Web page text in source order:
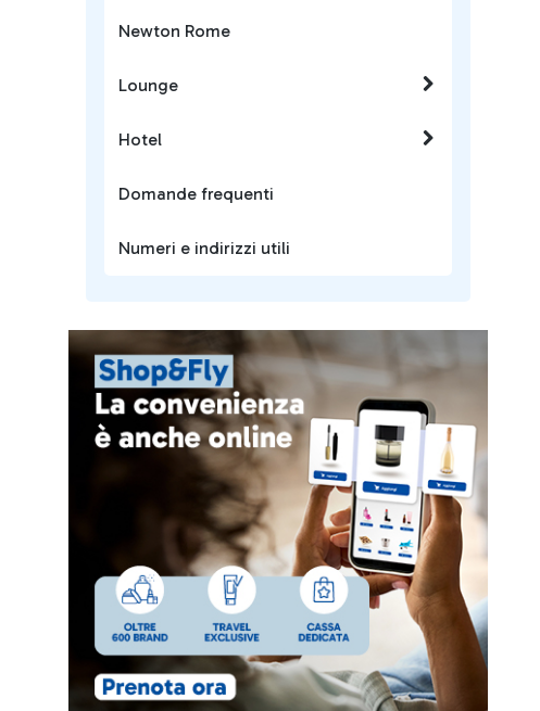
Newton Rome
Lounge
Hotel
Domande frequenti
Numeri e indirizzi utili